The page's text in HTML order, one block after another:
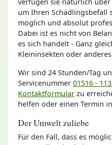
um Ihren Schädlingsbefall
möglich und absolut
Dabei ist es nicht von
es sich handelt - Ganz
Kleininsekten oder
Wir sind 24 Stunden/Tag
Servicenummer 01516 -
Kontaktformular zu
helfen oder einen Termin
Der Umwelt zuliebe
Für den Fall, dass es